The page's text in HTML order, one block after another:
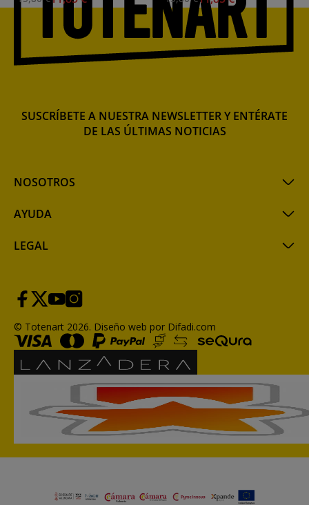
NOSOTROS
AYUDA
LEGAL
SUSCRÍBETE A NUESTRA NEWSLETTER Y ENTÉRATE
DE LAS ÚLTIMAS NOTICIAS
© Totenart 2026. Diseño web por Difadi.com